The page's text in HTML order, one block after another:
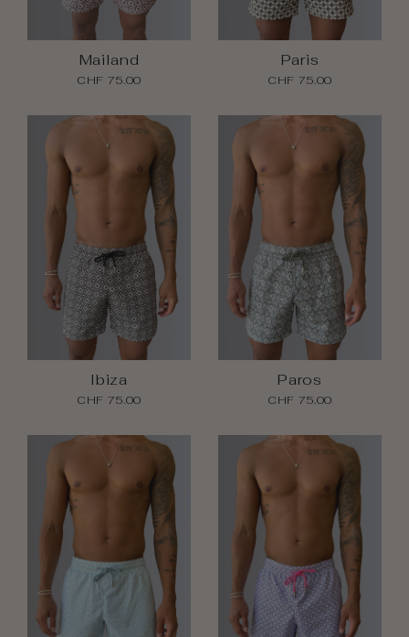
Mailand
CHF 75.00
Paris
CHF 75.00
Ibiza
CHF 75.00
Paros
CHF 75.00